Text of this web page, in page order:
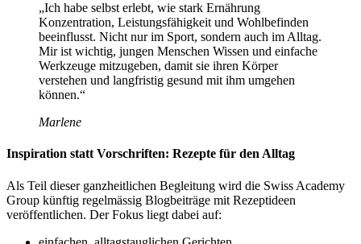
„Ich habe selbst erlebt, wie stark Ernährung
Konzentration, Leistungsfähigkeit und Wohlbefinden
beeinflusst. Nicht nur im Sport, sondern auch im Alltag.
Mir ist wichtig, jungen Menschen Wissen und einfache
Werkzeuge mitzugeben, damit sie ihren Körper
verstehen und langfristig gesund mit ihm umgehen
können.“​
Marlene
Inspiration statt Vorschriften: Rezepte für den Alltag
Als Teil dieser ganzheitlichen Begleitung wird die Swiss Academy
Group künftig regelmässig Blogbeiträge mit Rezeptideen
veröffentlichen. Der Fokus liegt dabei auf: